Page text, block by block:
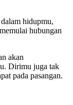
hidupmu,
hubungan
akan
Dirimu juga tak
pada pasangan.